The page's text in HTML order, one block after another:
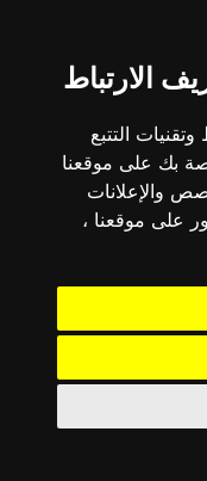
الارتباط
التتبع
بك على موقعنا
والإعلانات
على موقعنا ،